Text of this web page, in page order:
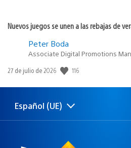
Nuevos juegos se unen a las rebajas de
Peter Boda
Associate Digital Promotions
Fecha
publicación:
27 de julio de 2026 116
Selecciona
una
Región
actual:
Español (UE)